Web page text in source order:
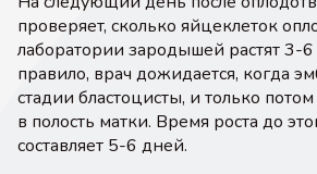
проверяет, сколько яйцеклеток
лаборатории зародышей растят 3-
правило, врач дожидается, когда
стадии бластоцисты, и только
в полость матки. Время роста до
составляет 5-6 дней.